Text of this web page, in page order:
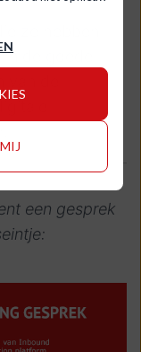
ze hebben
de goede
de
een gesprek